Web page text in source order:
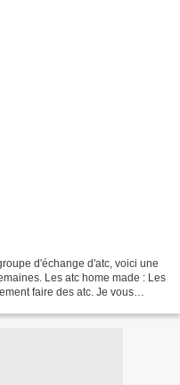
d'échange d'atc, voici une
Les atc home made : Les
faire des atc. Je vous